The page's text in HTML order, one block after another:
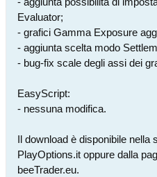
Evaluator;
- grafici Gamma Exposure
- aggiunta scelta modo
- bug-fix scale degli assi dei
EasyScript:
- nessuna modifica.
Il download è disponibile nella
PlayOptions.it oppure dalla
beeTrader.eu.